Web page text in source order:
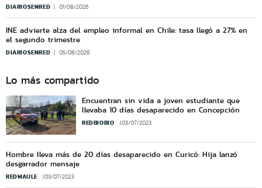
DIARIOSENRED 01/08/2026
INE advierte alza del empleo informal en Chile: tasa llegó a 27% en
el segundo trimestre
DIARIOSENRED 05/08/2026
Lo más compartido
Encuentran sin vida a joven estudiante que
llevaba 10 días desaparecido en Concepción
REDBIOBIO 03/07/2023
Hombre lleva más de 20 días desaparecido en Curicó: Hija lanzó
desgarrador mensaje
REDMAULE 03/07/2023